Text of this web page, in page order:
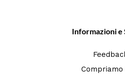
Informazioni e